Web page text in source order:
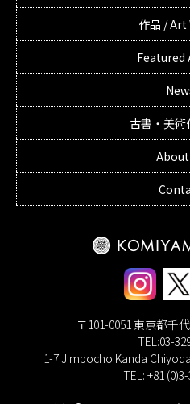
作品 / Art
Featured
古書・美術
About
〒101-0051 東京都千
TEL:03-
1-7 Jimbocho Kanda
TEL: +81